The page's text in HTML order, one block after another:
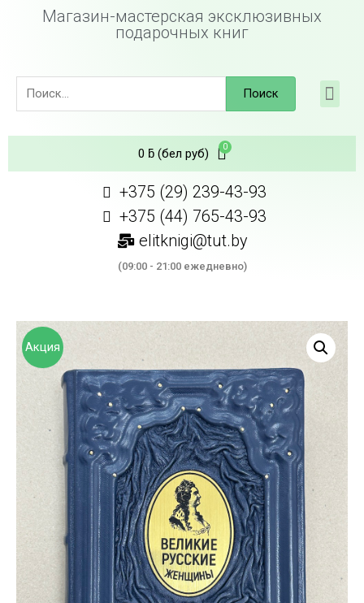
Магазин-мастерская эксклюзивных
подарочных книг
Поиск
0 ƃ(бел руб)
+375 (29) 239-43-93
+375 (44) 765-43-93
elitknigi@tut.by
(09:00 - 21:00 ежедневно)
Акция